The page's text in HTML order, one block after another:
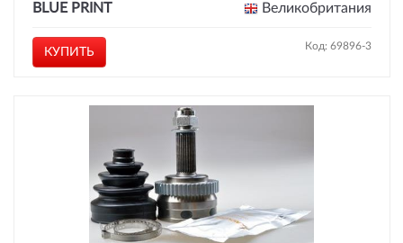
BLUE PRINT
Великобритания
КУПИТЬ Код: 69896-3